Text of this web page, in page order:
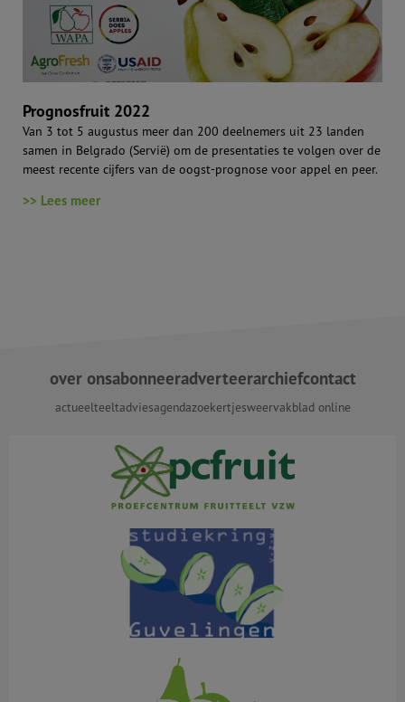
Prognosfruit 2022
Van 3 tot 5 augustus meer dan 200 deelnemers uit 23 landen
samen in Belgrado (Servië) om de presentaties te volgen over de
meest recente cijfers van de oogst-prognose voor appel en peer.
>> Lees meer
over onsabonneeradverteerarchiefcontact
actueelteeltadviesagendazoekertjesweervakblad online